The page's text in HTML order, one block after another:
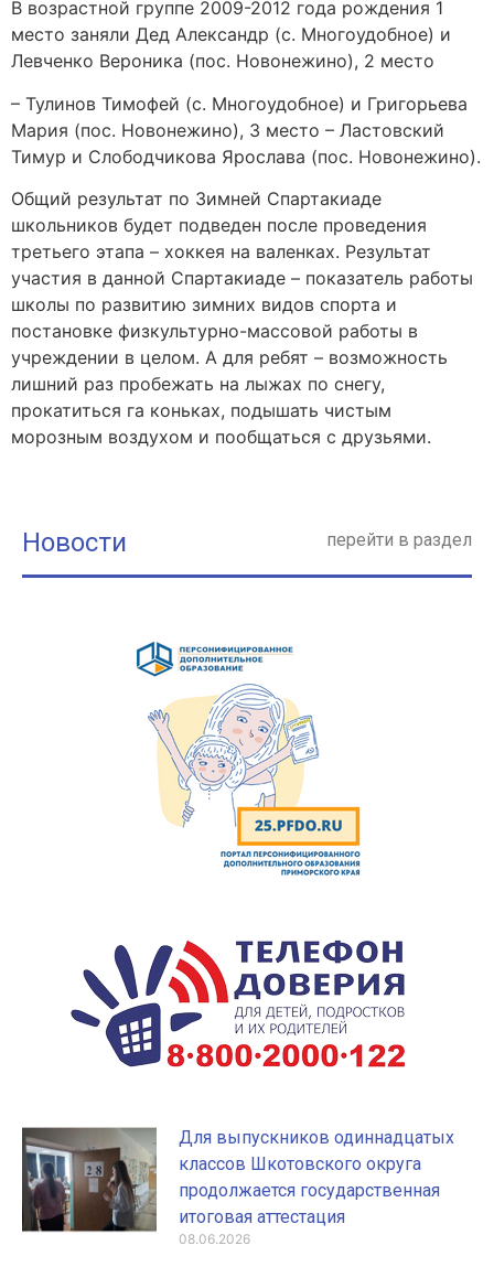
В возрастной группе 2009-2012 года рождения 1
место заняли Дед Александр (с. Многоудобное) и
Левченко Вероника (пос. Новонежино), 2 место
– Тулинов Тимофей (с. Многоудобное) и Григорьева
Мария (пос. Новонежино), 3 место – Ластовский
Тимур и Слободчикова Ярослава (пос. Новонежино).
Общий результат по Зимней Спартакиаде
школьников будет подведен после проведения
третьего этапа – хоккея на валенках. Результат
участия в данной Спартакиаде – показатель работы
школы по развитию зимних видов спорта и
постановке физкультурно-массовой работы в
учреждении в целом. А для ребят – возможность
лишний раз пробежать на лыжах по снегу,
прокатиться га коньках, подышать чистым
морозным воздухом и пообщаться с друзьями.
Новости перейти в раздел
Для выпускников одиннадцатых
классов Шкотовского округа
продолжается государственная
итоговая аттестация
08.06.2026